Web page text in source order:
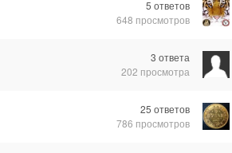
5 ответов
648 просмотров
3 ответа
202 просмотра
25 ответов
786 просмотров